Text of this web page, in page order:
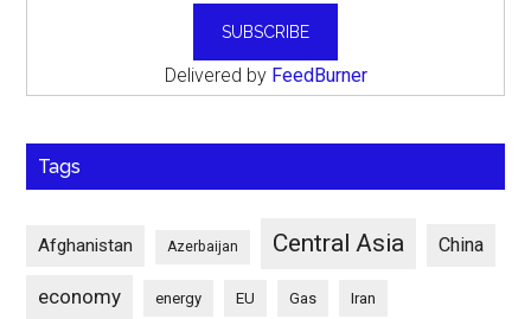
Delivered by FeedBurner
Tags
Afghanistan Azerbaijan Central Asia China
economy energy EU Gas Iran